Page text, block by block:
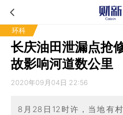
环科
长庆油田泄漏点抢
故影响河道数公里
2020年09月04日 22:56
8月28日12时许，当地有